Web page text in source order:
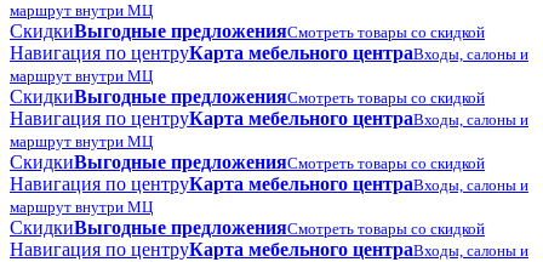
маршрут внутри МЦ
СкидкиВыгодные предложенияСмотреть товары со скидкой
Навигация по центруКарта мебельного центраВходы, салоны и
маршрут внутри МЦ
СкидкиВыгодные предложенияСмотреть товары со скидкой
Навигация по центруКарта мебельного центраВходы, салоны и
маршрут внутри МЦ
СкидкиВыгодные предложенияСмотреть товары со скидкой
Навигация по центруКарта мебельного центраВходы, салоны и
маршрут внутри МЦ
СкидкиВыгодные предложенияСмотреть товары со скидкой
Навигация по центруКарта мебельного центраВходы, салоны и